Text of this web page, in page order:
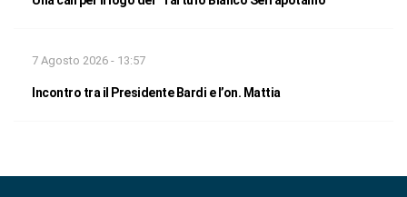
7 Agosto 2026 - 13:57
Incontro tra il Presidente Bardi e l’on. Mattia